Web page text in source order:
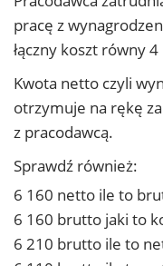
pracę z
łączny koszt równy
Kwota netto czyli
otrzymuje na rękę
z pracodawcą.
Sprawdź również:
6 160 netto ile to
6 160 brutto jaki to
6 210 brutto ile to